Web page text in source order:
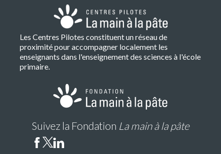
Les Centres Pilotes constituent un réseau de
proximité pour accompagner localement les
enseignants dans l'enseignement des sciences à l'école
primaire.
Suivez la Fondation La main à la pâte